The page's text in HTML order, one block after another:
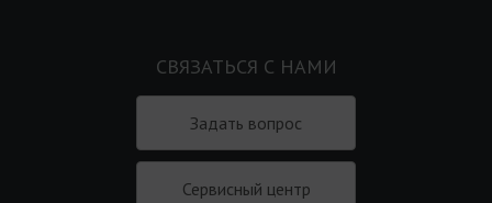
СВЯЗАТЬСЯ С НАМИ
Задать вопрос
Сервисный центр